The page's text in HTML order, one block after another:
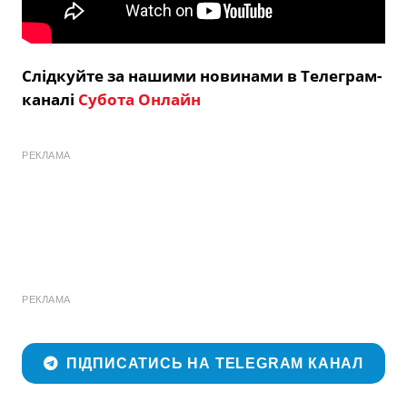
Слідкуйте за нашими новинами в Телеграм-
каналі Субота Онлайн
РЕКЛАМА
РЕКЛАМА
ПІДПИСАТИСЬ НА TELEGRAM КАНАЛ